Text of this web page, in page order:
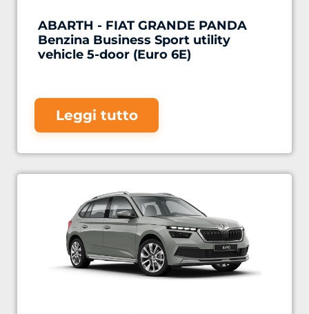
ABARTH - FIAT GRANDE PANDA
Benzina Business Sport utility
vehicle 5-door (Euro 6E)
Leggi tutto